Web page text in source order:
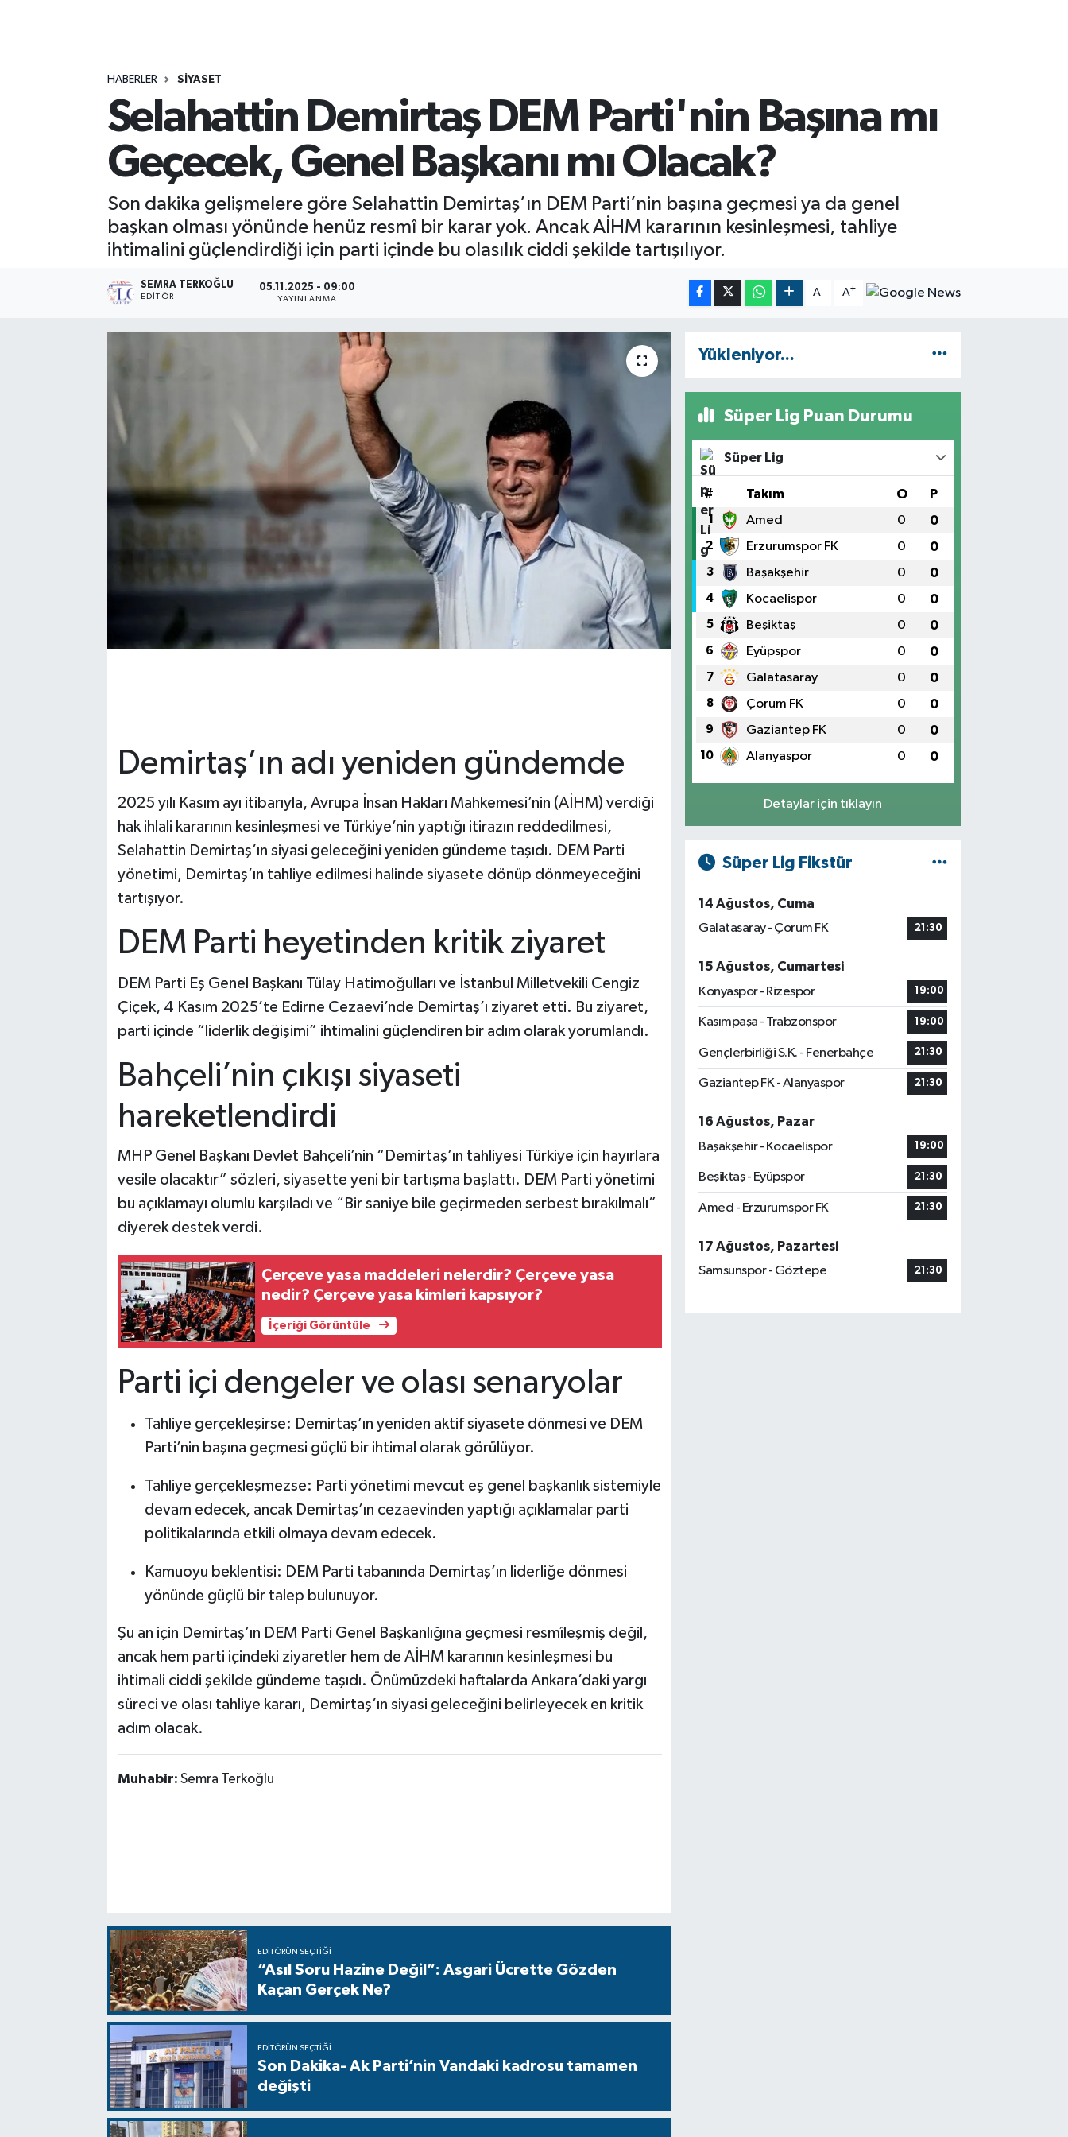
HABERLER SİYASET
Selahattin Demirtaş DEM Parti'nin Başına mı
Geçecek, Genel Başkanı mı Olacak?
Son dakika gelişmelere göre Selahattin Demirtaş’ın DEM Parti’nin başına geçmesi ya da genel
başkan olması yönünde henüz resmî bir karar yok. Ancak AİHM kararının kesinleşmesi, tahliye
ihtimalini güçlendirdiği için parti içinde bu olasılık ciddi şekilde tartışılıyor.
SEMRA TERKOĞLU
EDİTÖR
05.11.2025 - 09:00
YAYINLANMA
A- A+
Demirtaş’ın adı yeniden gündemde
2025 yılı Kasım ayı itibarıyla, Avrupa İnsan Hakları Mahkemesi’nin (AİHM) verdiği
hak ihlali kararının kesinleşmesi ve Türkiye’nin yaptığı itirazın reddedilmesi,
Selahattin Demirtaş’ın siyasi geleceğini yeniden gündeme taşıdı. DEM Parti
yönetimi, Demirtaş’ın tahliye edilmesi halinde siyasete dönüp dönmeyeceğini
tartışıyor.
DEM Parti heyetinden kritik ziyaret
DEM Parti Eş Genel Başkanı Tülay Hatimoğulları ve İstanbul Milletvekili Cengiz
Çiçek, 4 Kasım 2025’te Edirne Cezaevi’nde Demirtaş’ı ziyaret etti. Bu ziyaret,
parti içinde “liderlik değişimi” ihtimalini güçlendiren bir adım olarak yorumlandı.
Bahçeli’nin çıkışı siyaseti
hareketlendirdi
MHP Genel Başkanı Devlet Bahçeli’nin “Demirtaş’ın tahliyesi Türkiye için hayırlara
vesile olacaktır” sözleri, siyasette yeni bir tartışma başlattı. DEM Parti yönetimi
bu açıklamayı olumlu karşıladı ve “Bir saniye bile geçirmeden serbest bırakılmalı”
diyerek destek verdi.
Çerçeve yasa maddeleri nelerdir? Çerçeve yasa
nedir? Çerçeve yasa kimleri kapsıyor?
İçeriği Görüntüle
Parti içi dengeler ve olası senaryolar
Tahliye gerçekleşirse: Demirtaş’ın yeniden aktif siyasete dönmesi ve DEM
Parti’nin başına geçmesi güçlü bir ihtimal olarak görülüyor.
Tahliye gerçekleşmezse: Parti yönetimi mevcut eş genel başkanlık sistemiyle
devam edecek, ancak Demirtaş’ın cezaevinden yaptığı açıklamalar parti
politikalarında etkili olmaya devam edecek.
Kamuoyu beklentisi: DEM Parti tabanında Demirtaş’ın liderliğe dönmesi
yönünde güçlü bir talep bulunuyor.
Şu an için Demirtaş’ın DEM Parti Genel Başkanlığına geçmesi resmîleşmiş değil,
ancak hem parti içindeki ziyaretler hem de AİHM kararının kesinleşmesi bu
ihtimali ciddi şekilde gündeme taşıdı. Önümüzdeki haftalarda Ankara’daki yargı
süreci ve olası tahliye kararı, Demirtaş’ın siyasi geleceğini belirleyecek en kritik
adım olacak.
Muhabir: Semra Terkoğlu
EDITÖRÜN SEÇTIĞI
“Asıl Soru Hazine Değil”: Asgari Ücrette Gözden
Kaçan Gerçek Ne?
EDITÖRÜN SEÇTIĞI
Son Dakika- Ak Parti’nin Vandaki kadrosu tamamen
değişti
Yükleniyor...
Süper Lig Puan Durumu
Süper Lig
# Takım O P
1 Amed 0 0
2 Erzurumspor FK 0 0
3 Başakşehir 0 0
4 Kocaelispor 0 0
5 Beşiktaş 0 0
6 Eyüpspor 0 0
7 Galatasaray 0 0
8 Çorum FK 0 0
9 Gaziantep FK 0 0
10 Alanyaspor 0 0
Detaylar için tıklayın
Süper Lig Fikstür
14 Ağustos, Cuma
Galatasaray - Çorum FK
21:30
15 Ağustos, Cumartesi
Konyaspor - Rizespor
19:00
Kasımpaşa - Trabzonspor 19:00
Gençlerbirliği S.K. - Fenerbahçe 21:30
Gaziantep FK - Alanyaspor 21:30
16 Ağustos, Pazar
Başakşehir - Kocaelispor
19:00
Beşiktaş - Eyüpspor 21:30
Amed - Erzurumspor FK 21:30
17 Ağustos, Pazartesi
Samsunspor - Göztepe
21:30